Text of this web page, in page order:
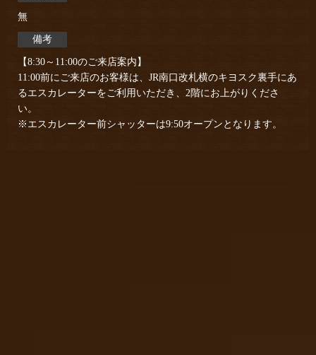
無
備考
【8:30～11:00のご来店案内】
11:00前にご来店のお客様は、JR南口改札横のキヨスク裏手にあ
るエスカレーターをご利用いただき、2階にお上がりくださ
い。
※エスカレーター前シャッターは9:50オープンとなります。